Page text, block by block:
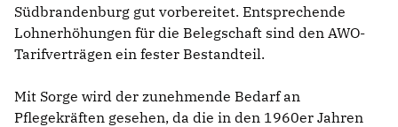
Südbrandenburg gut vorbereitet. Entsprechende
Lohnerhöhungen für die Belegschaft sind den AWO-
Tarifverträgen ein fester Bestandteil.
Mit Sorge wird der zunehmende Bedarf an
Pflegekräften gesehen, da die in den 1960er Jahren